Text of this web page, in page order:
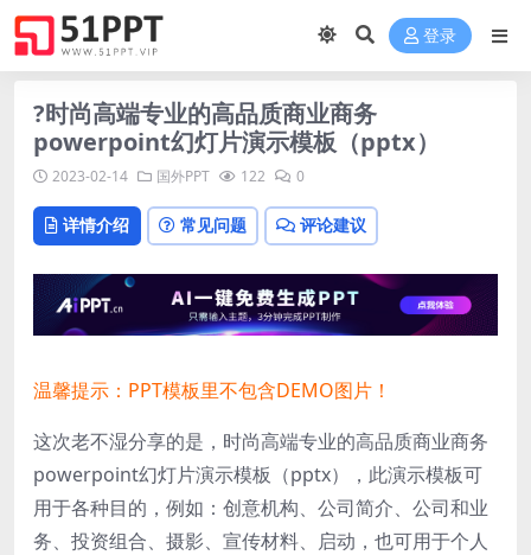
登录
?时尚高端专业的高品质商业商务
powerpoint幻灯片演示模板（pptx）
2023-02-14 国外PPT 122 0
详情介绍 常见问题 评论建议
温馨提示：PPT模板里不包含DEMO图片！
这次老不湿分享的是，时尚高端专业的高品质商业商务
powerpoint幻灯片演示模板（pptx），此演示模板可
用于各种目的，例如：创意机构、公司简介、公司和业
务、投资组合、摄影、宣传材料、启动，也可用于个人